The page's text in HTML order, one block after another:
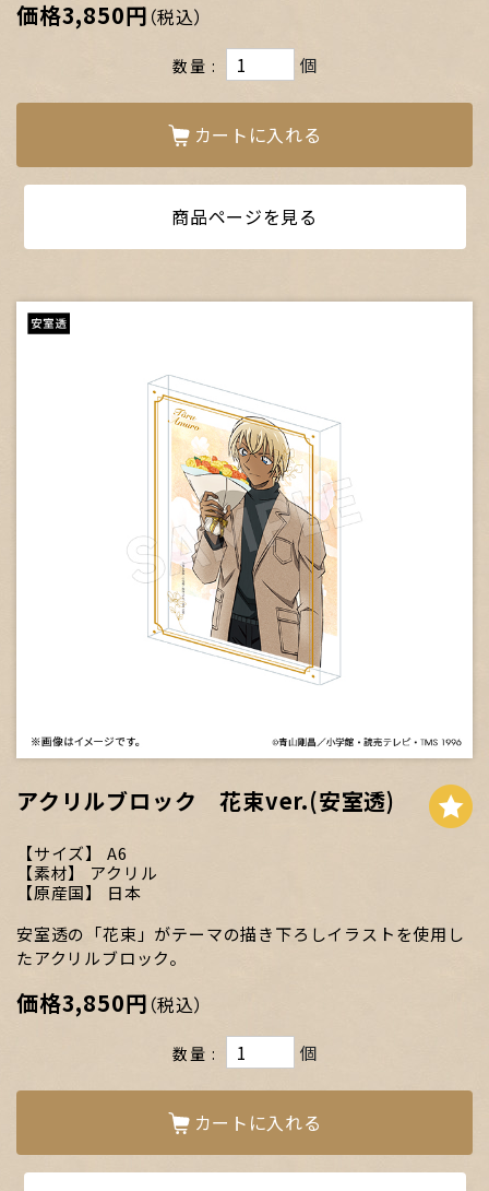
価格3,850円 （税込）
数量 個
カートに入れる
商品ページを見る
アクリルブロック 花束ver.(安室透)
サイズ
A6
素材
アクリル
原産国
日本
安室透の「花束」がテーマの描き下ろしイラストを使用し
たアクリルブロック。
価格3,850円 （税込）
数量 個
カートに入れる